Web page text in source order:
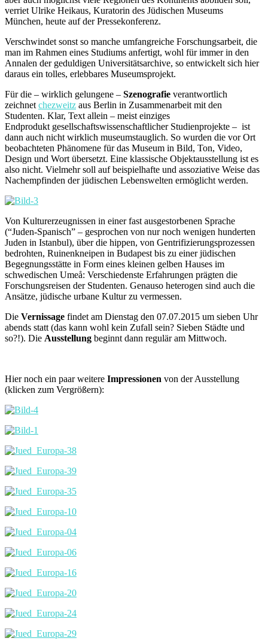
verriet Ulrike Heikaus, Kuratorin des Jüdischen Museums
München, heute auf der Pressekonferenz.
Verschwindet sonst so manche umfangreiche Forschungsarbeit, die
man im Rahmen eines Studiums anfertigt, wohl für immer in den
Annalen der geduldigen Universitätsarchive, so entwickelt sich hier
daraus ein tolles, erlebbares Museumsprojekt.
Für die – wirklich gelungene – Szenografie verantwortlich
zeichnet chezweitz aus Berlin in Zusammenarbeit mit den
Studenten. Klar, Text allein – meist einziges
Endprodukt gesellschaftswissenschaftlicher Studienprojekte – ist
dann auch nicht wirklich museumstauglich. So wurden die vor Ort
beobachteten Phänomene für das Museum in Bild, Ton, Video,
Design und Wort übersetzt. Eine klassische Objektausstellung ist es
also nicht. Vielmehr soll auf beispielhafte und assoziative Weise das
Nachempfinden der jüdischen Lebenswelten ermöglicht werden.
Von Kulturerzeugnissen in einer fast ausgestorbenen Sprache
(“Juden-Spanisch” – gesprochen von nur noch wenigen hunderten
Juden in Istanbul), über die hippen, von Gentrifizierungsprozessen
bedrohten, Ruinenkneipen in Budapest bis zu einer jüdischen
Begegnungsstätte in Form eines kleinen gelben Hauses im
schwedischen Umeå: Verschiedenste Erfahrungen prägten die
Forschungsreisen der Studenten. Genauso heterogen sind auch die
Ansätze, jüdische urbane Kultur zu vermessen.
Die Vernissage findet am Dienstag den 07.07.2015 um sieben Uhr
abends statt (das kann wohl kein Zufall sein? Sieben Städte und
so?!). Die Ausstellung beginnt dann regulär am Mittwoch.
Hier noch ein paar weitere Impressionen von der Ausstellung
(klicken zum Vergrößern):